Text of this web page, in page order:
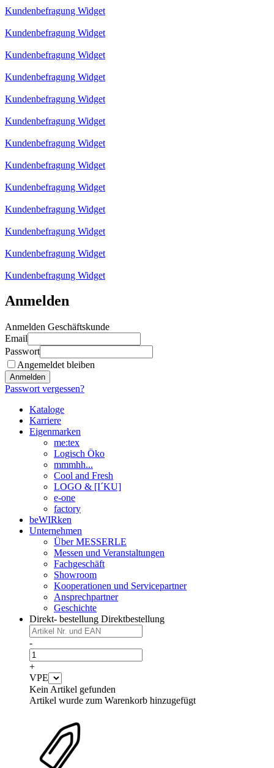
Kundenbefragung Widget
Kundenbefragung Widget
Kundenbefragung Widget
Kundenbefragung Widget
Kundenbefragung Widget
Kundenbefragung Widget
Kundenbefragung Widget
Kundenbefragung Widget
Kundenbefragung Widget
Kundenbefragung Widget
Kundenbefragung Widget
Kundenbefragung Widget
Kundenbefragung Widget
Anmelden
Anmelden Geschäftskunde
Email
Passwort
Angemeldet bleiben
Anmelden
Passwort vergessen?
Kataloge
Karriere
Eigenmarken
me:tex
Logisch Öko
mmmhh...
Cool and Fresh
LOGO & [I´KU]
e-one
factory
beWIRken
Unternehmen
Über MESSERLE
Messen und Veranstaltungen
Fachgeschäft
Showroom
Kooperationen und Servicepartner
Ansprechpartner
Geschichte
Direkt- bestellung Direktbestellung
-
+
VPE
Kein Artikel gefunden
Artikel wurde zum Warenkorb hinzugefügt